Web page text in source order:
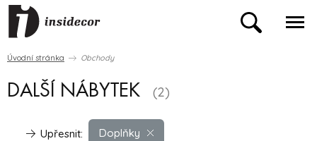
Úvodní stránka Obchody
DALŠÍ NÁBYTEK (2)
Doplňky
Upřesnit: